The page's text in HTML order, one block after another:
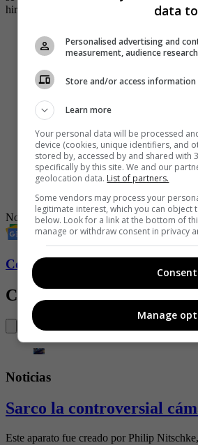
hiriendo de gravedad al asaltante.
conductor quien iba a ser asaltado,
inmediatamente se sintió
sujeto que lo increpab mientras se
Metros más adelante el ladrón cayó
— Reporte Nacional
17, 2023
-Brutal agresión a ladrón de una moto
video
-Video: mientras capturaban a
orinó
NoticiasInseguridadLadrón
Conozca más de Soho aquí
Contenido Relacionado
Noticias
Sarco la controversial
Este aparato fue creado por Philip
data
Personalised advertising and
measurement, audience
Store and/or access information
Learn more
Your personal data will be processed
device (cookies, unique identifiers, and
stored by, accessed by and shared with
specifically by this site. We and our
geolocation data. List of partners.
Some vendors may process your
legitimate interest, which you can
below. Look for a link at the bottom of
manage or withdraw consent in privacy
Consent
Manage